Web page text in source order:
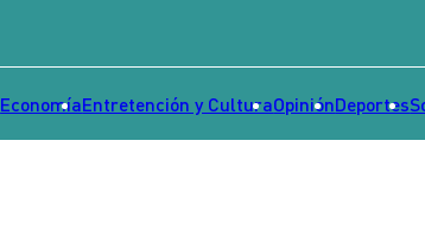
EconomíaEntretención y CulturaOpiniónDeportes